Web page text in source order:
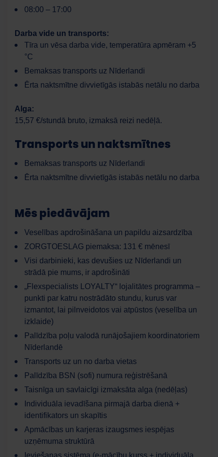
08:00 – 17:00
Darba vide un transports:
Tīra un vēsa darba vide, temperatūra apmēram +5
°C
Bemaksas transports uz Nīderlandi
Ērta naktsmītne divvietīgās istabās netālu no darba
Alga:
15,57 €/stundā bruto, izmaksā reizi nedēļā.
Transports un naktsmītnes
Bemaksas transports uz Nīderlandi
Ērta naktsmītne divvietīgās istabās netālu no darba
Mēs piedāvājam
Veselības apdrošināšana un papildu aizsardzība
ZORGTOESLAG piemaksa: 131 € mēnesī
Visi darbinieki, kas devušies uz Nīderlandi un
strādā pie mums, ir apdrošināti
„Flexspecialists LOYALTY“ lojalitātes programma –
punkti par katru nostrādāto stundu, kurus var
izmantot, lai pilnveidotos vai atpūstos (veselība un
izklaide)
Palīdzība poļu valodā runājošajiem koordinatoriem
Nīderlandē
Transports uz un no darba vietas
Palīdzība BSN (sofi) numura reģistrēšanā
Taisnīga un savlaicīgi izmaksāta alga (nedēļas)
Individuāla ievadīšana pirmajā darba dienā +
identifikators un skapītis
Apmācības un karjeras izaugsmes iespējas
uzņēmuma struktūrā
Ieviešanas sistēma (e-mācību kurss + individuāla